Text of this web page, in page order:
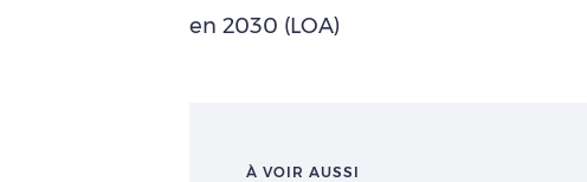
en 2030 (LOA)
À VOIR AUSSI